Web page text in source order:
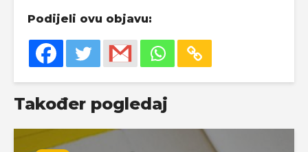
Podijeli ovu objavu:
Također pogledaj